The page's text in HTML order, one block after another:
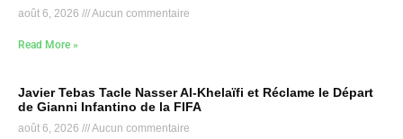
août 6, 2026 Aucun commentaire
Read More »
Javier Tebas Tacle Nasser Al-Khelaïfi et Réclame le Départ
de Gianni Infantino de la FIFA
août 6, 2026 Aucun commentaire